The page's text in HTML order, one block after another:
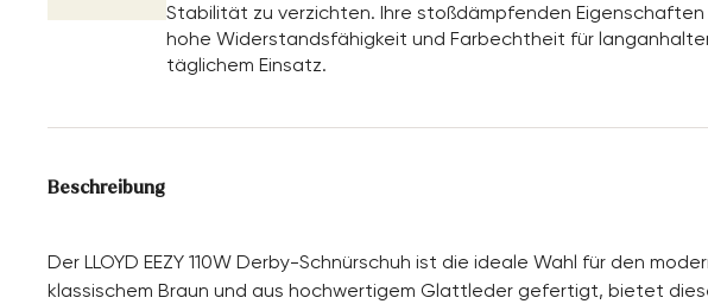
Stabilität zu verzichten. Ihre stoßdämpfenden
hohe Widerstandsfähigkeit und Farbechtheit für
täglichem Einsatz.
Beschreibung
Der LLOYD EEZY 110W Derby-Schnürschuh ist die ideale Wahl für den
klassischem Braun und aus hochwertigem Glattleder gefertigt, bietet